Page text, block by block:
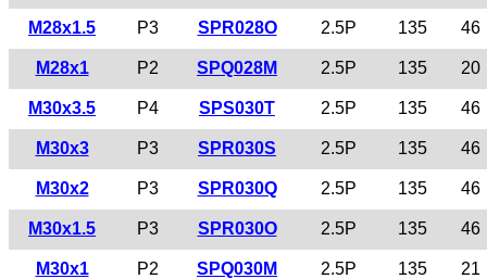
M28x1.5 P3 SPR028O 2.5P 135 46
M28x1 P2 SPQ028M 2.5P 135 20
M30x3.5 P4 SPS030T 2.5P 135 46
M30x3 P3 SPR030S 2.5P 135 46
M30x2 P3 SPR030Q 2.5P 135 46
M30x1.5 P3 SPR030O 2.5P 135 46
M30x1 P2 SPQ030M 2.5P 135 21